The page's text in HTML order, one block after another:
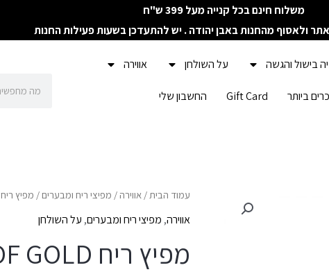
משלוח חינם בכל קנייה מעל 399 ש"ח
ולאסוף מהחנות באבן יהודה . יש להתעדכן בשעות פעילות החנות
בישול והגשה על השולחן אווירה
ביותר Gift Card החשבון שלי
עמוד הבית/ אווירה / מפיצי ריח ומבערים / מפיץ ריח ESSENCE OF GOLD
אווירה, מפיצי ריח ומבערים, על השולחן
מפיץ ריח ESSENCE OF GOLD